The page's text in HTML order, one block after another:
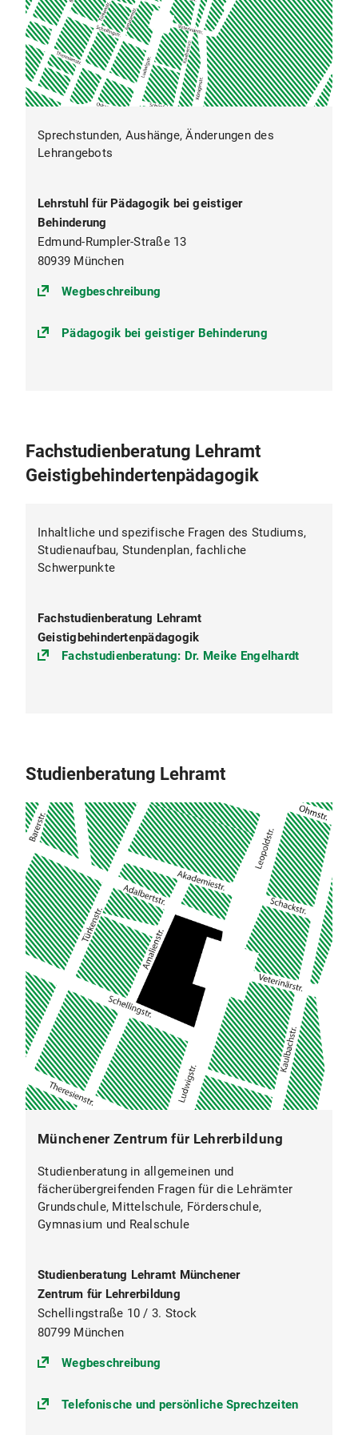
Sprechstunden, Aushänge, Änderungen des
Lehrangebots
Lehrstuhl für Pädagogik bei geistiger
Behinderung
Edmund-Rumpler-Straße 13
80939 München
Wegbeschreibung
Pädagogik bei geistiger Behinderung
Fachstudienberatung Lehramt
Geistigbehindertenpädagogik
Inhaltliche und spezifische Fragen des Studiums,
Studienaufbau, Stundenplan, fachliche
Schwerpunkte
Fachstudienberatung Lehramt
Geistigbehindertenpädagogik
Fachstudienberatung: Dr. Meike Engelhardt
Studienberatung Lehramt
Münchener Zentrum für Lehrerbildung
Studienberatung in allgemeinen und
fächerübergreifenden Fragen für die Lehrämter
Grundschule, Mittelschule, Förderschule,
Gymnasium und Realschule
Studienberatung Lehramt Münchener
Zentrum für Lehrerbildung
Schellingstraße 10 / 3. Stock
80799 München
Wegbeschreibung
Telefonische und persönliche Sprechzeiten